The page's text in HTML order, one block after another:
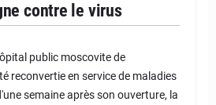
contre le virus
public moscovite de
reconvertie en service de maladies
semaine après son ouverture, la